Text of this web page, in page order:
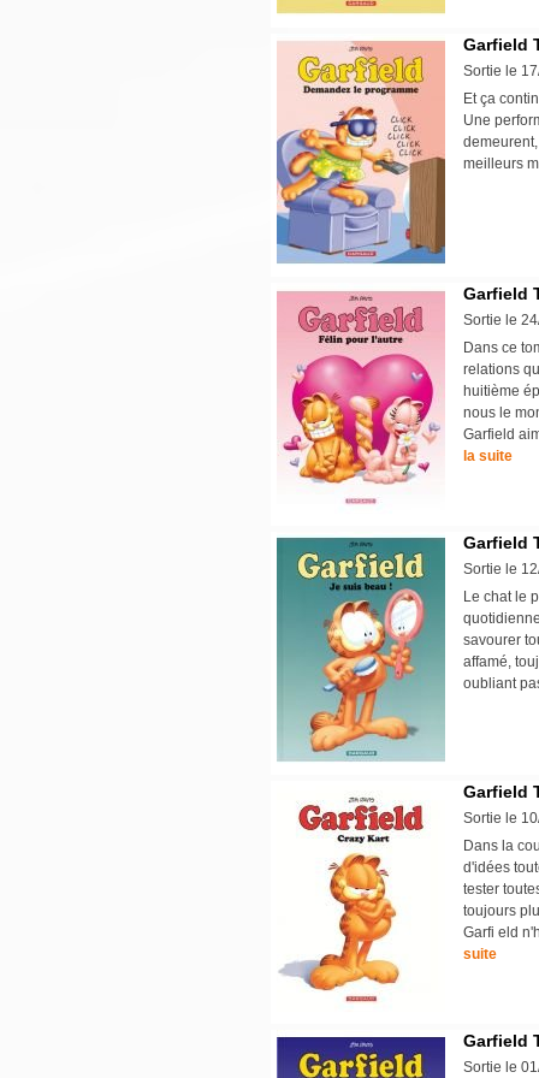
Garfield
Sortie le
Et ça
Une
meilleurs
Garfield
Sortie le
Dans ce
relations
huitième
nous le
Garfield
la suite
Garfield
Sortie le
Le chat le
savourer
affamé,
oubliant
Garfield
Sortie le
Dans la
d'idées
tester
toujours
Garfi eld
suite
Garfield
Sortie le